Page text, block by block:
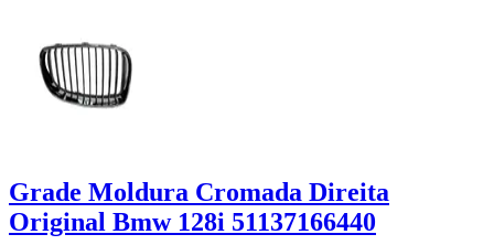
Grade Moldura Cromada Direita
Original Bmw 128i 51137166440